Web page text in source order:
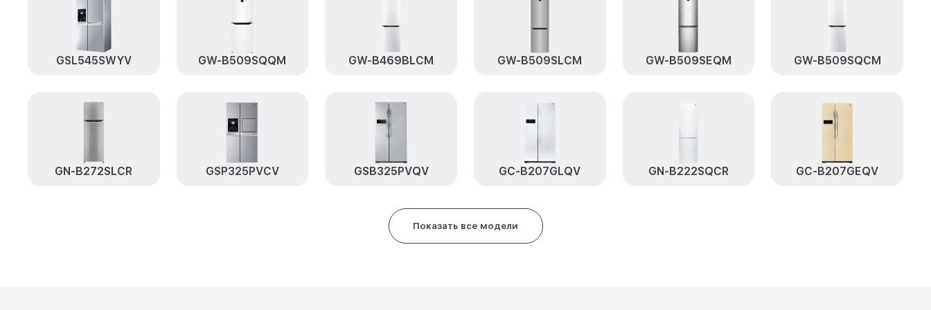
Замена платы управления (мат.платы, мейн
Замена реле GBB60PZFZS LG Заказать
Замена нагревателя оттайки GBB60PZFZS LG Заказать
Замена нагревателя испарителя GBB60PZFZS
Заказать
GSL545SWYV GW-B509SQQM GW-B469BLCM GW-B509SLCM GW-B509SEQM GW-B509SQCM
GN-B272SLCR GSP325PVCV GSB325PVQV GC-B207GLQV GN-B222SQCR GC-B207GEQV
Показать все модели